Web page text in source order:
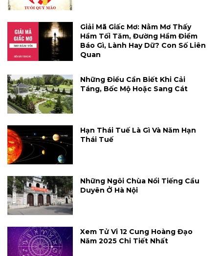
Giải Mã Giấc Mơ: Nằm Mơ Thấy
Hầm Tối Tăm, Đường Hầm Điềm
Báo Gì, Lành Hay Dữ? Con Số Liên
Quan
Những Điều Cần Biết Khi Cải
Táng, Bốc Mộ Hoặc Sang Cát
Hạn Thái Tuế Là Gì Và Năm Hạn
Thái Tuế
Những Ngôi Chùa Nổi Tiếng Cầu
Duyên Ở Hà Nội
Xem Tử Vi 12 Cung Hoàng Đạo
Năm 2025 Chi Tiết Nhất